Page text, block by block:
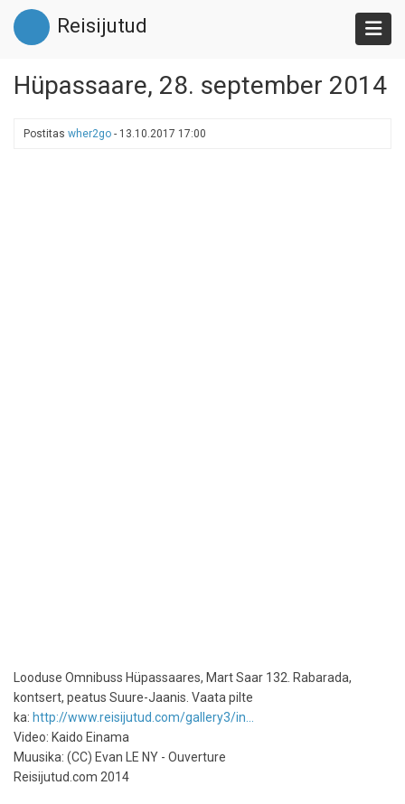
Liigu
edasi
põhisisu
Reisijutud
Hüpassaare, 28. september 2014
Postitas wher2go - 13.10.2017 17:00
Looduse Omnibuss Hüpassaares, Mart Saar 132. Rabarada,
kontsert, peatus Suure-Jaanis. Vaata pilte
ka: http://www.reisijutud.com/gallery3/in...
Video: Kaido Einama
Muusika: (CC) Evan LE NY - Ouverture
Reisijutud.com 2014